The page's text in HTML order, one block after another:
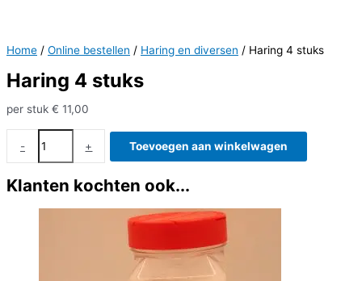
Home / Online bestellen / Haring en diversen / Haring 4 stuks
Haring 4 stuks
per stuk € 11,00
-
aantal
+ Toevoegen aan winkelwagen
Klanten kochten ook...